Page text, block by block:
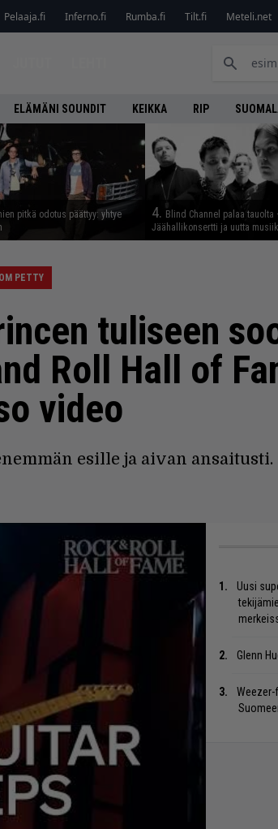
Pelaaja.fi Inferno.fi Rumba.fi Tilt.fi Meteli.net
ELÄMÄNI SOUNDIT KEIKKA RIP
pitkä odotus päättyy: yhtye
4. Blind Channel palaa tauolta
Jäähallikonsertti ja uutta
PETTY
tuliseen
Roll Hall of
video
esille ja aivan ansaitusti.
Uusi
Glenn